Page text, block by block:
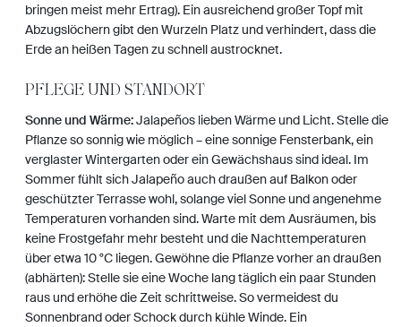
bringen meist mehr Ertrag). Ein ausreichend großer Topf mit
Abzugslöchern gibt den Wurzeln Platz und verhindert, dass die
Erde an heißen Tagen zu schnell austrocknet.
PFLEGE UND STANDORT
Sonne und Wärme:Jalapeños lieben Wärme und Licht. Stelle die
Pflanze so sonnig wie möglich – eine sonnige Fensterbank, ein
verglaster Wintergarten oder ein Gewächshaus sind ideal. Im
Sommer fühlt sich Jalapeño auch draußen auf Balkon oder
geschützter Terrasse wohl, solange viel Sonne und angenehme
Temperaturen vorhanden sind. Warte mit dem Ausräumen, bis
keine Frostgefahr mehr besteht und die Nachttemperaturen
über etwa 10 °C liegen. Gewöhne die Pflanze vorher an draußen
(abhärten): Stelle sie eine Woche lang täglich ein paar Stunden
raus und erhöhe die Zeit schrittweise. So vermeidest du
Sonnenbrand oder Schock durch kühle Winde. Ein